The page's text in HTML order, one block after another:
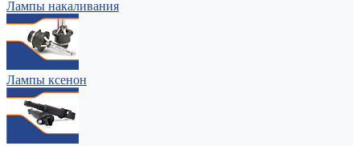
Лампы накаливания
Лампы ксенон